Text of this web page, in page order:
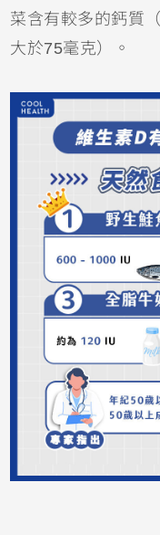
菜含有較多的鈣質
大於75毫克）。